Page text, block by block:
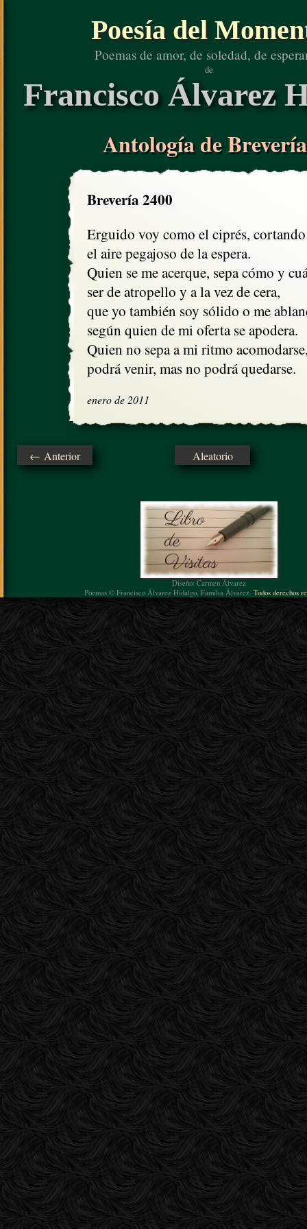
Poesía del
Poemas de amor, de soledad, de
de
Francisco Álvarez
Antología de
Brevería 2400
Erguido voy como el ciprés, cortando
el aire pegajoso de la espera.
Quien se me acerque, sepa cómo y
ser de atropello y a la vez de cera,
que yo también soy sólido o me
según quien de mi oferta se apodera.
Quien no sepa a mi ritmo
podrá venir, mas no podrá quedarse.
enero de 2011
← Anterior Aleatorio
Diseño: Carmen Álvarez
Poemas © Francisco Álvarez Hidalgo, Familia Álvarez. Todos derechos